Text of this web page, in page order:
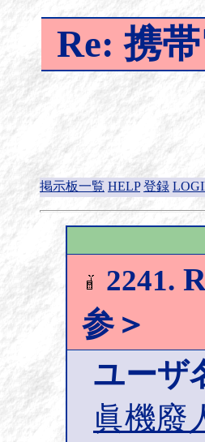
Re: 携
掲示板一覧 HELP 登録
2241.
参＞
ユーザ
眞機廢